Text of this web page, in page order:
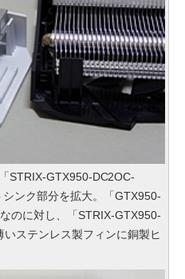
STRIX-GTX950-DC2OC-
ンク部分を拡大。「GTX950-
のに対し、「STRIX-GTX950-
ステンレス製フィンに銅製ヒ